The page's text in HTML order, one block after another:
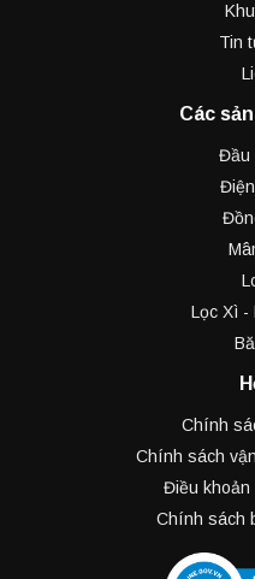
Tin
Các
Đầu
Lọc Xì -
Chính
Chính sách
Điều khoản
Chính sách